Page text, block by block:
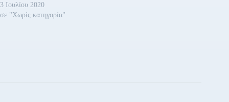
3 Ιουλίου 2020
σε "Χωρίς κατηγορία"